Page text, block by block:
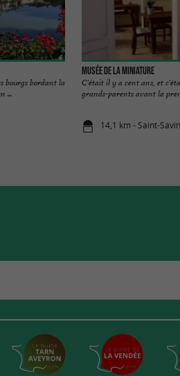
bourgs bordant la
...
Musée de la Miniature
C'était il y a cent ans, et
grands-parents avant la
14,1 km - Saint-